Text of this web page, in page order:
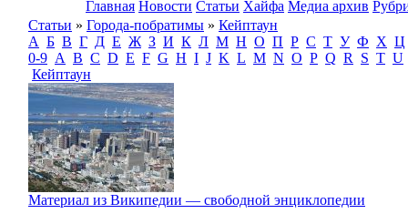
Главная Новости Статьи Хайфа Медиа архив
Статьи » Города-побратимы » Кейптаун
А Б В Г Д Е Ж З И К Л М Н О П Р С Т У Ф Х Ц
0-9 A B C D E F G H I J K L M N O P Q R S T U
Кейптаун
Материал из Википедии — свободной энциклопедии